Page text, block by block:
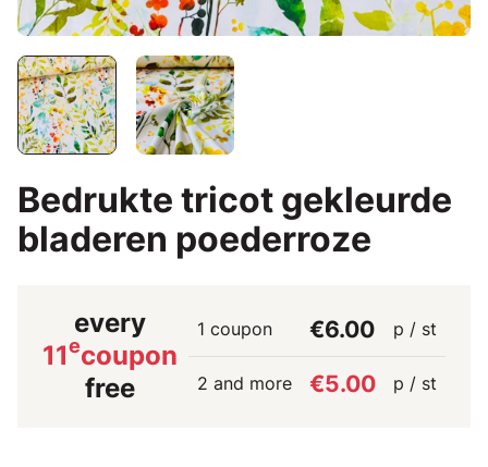
Bedrukte tricot gekleurde
bladeren poederroze
every
11ecoupon
free
1 coupon €6.00 p / st
2 and more €5.00 p / st